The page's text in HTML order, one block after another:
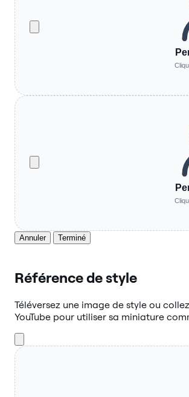
Annuler Terminé
Référence de style
Téléversez une image de style ou
YouTube pour utiliser sa miniature